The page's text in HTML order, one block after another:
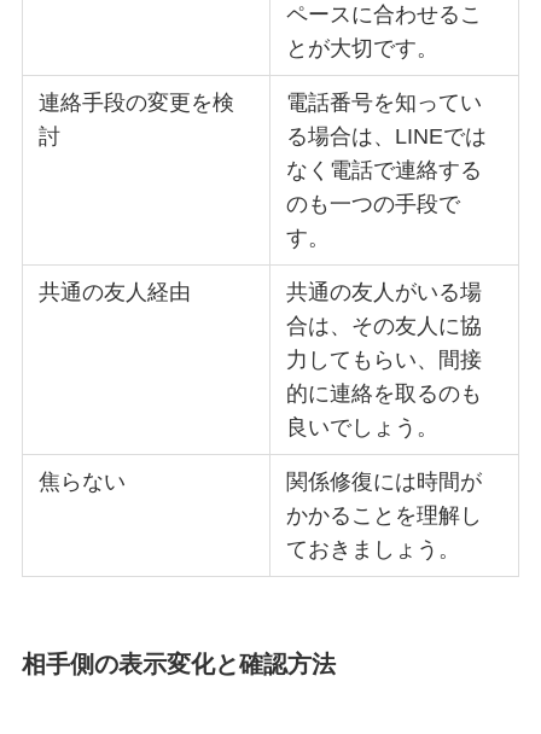
ペースに合わせるこ
とが大切です。
連絡手段の変更を検
討
電話番号を知ってい
る場合は、LINEでは
なく電話で連絡する
のも一つの手段で
す。
共通の友人経由
共通の友人がいる場
合は、その友人に協
力してもらい、間接
的に連絡を取るのも
良いでしょう。
焦らない
関係修復には時間が
かかることを理解し
ておきましょう。
相手側の表示変化と確認方法